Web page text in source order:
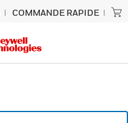
COMMANDE RAPIDE